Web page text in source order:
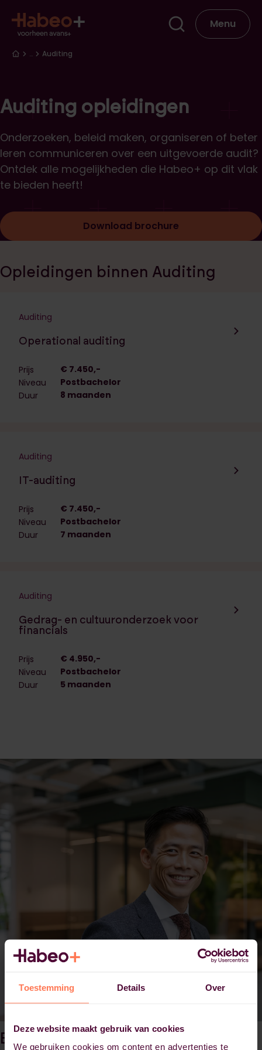
Toestemming Details Over
Deze website maakt gebruik van cookies
We gebruiken cookies om content en advertenties te
Menu
Kruimelpad
… Auditing
Auditing opleidingen
Onderzoeken, beleid maken, organiseren of beter
leren communiceren over een uitgevoerde audit?
Ontdek alle mogelijkheden die Habeo+ op dit vlak
te bieden heeft!
Download brochure
Opleidingen binnen Auditing
Auditing
Operational auditing
Prijs
€ 7.450,-
Niveau
Postbachelor
Duur
8 maanden
Auditing
IT-auditing
Prijs
€ 7.450,-
Niveau
Postbachelor
Duur
7 maanden
Auditing
Gedrag- en cultuuronderzoek voor
financials
Prijs
€ 4.950,-
Niveau
Postbachelor
Duur
5 maanden
Een opleiding tot auditor